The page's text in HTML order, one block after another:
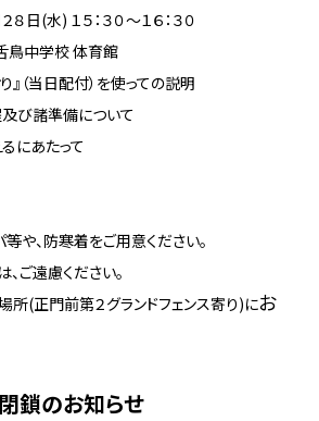
８日(水) １５：３０～１６：３０
鳥中学校 体育館
』（当日配付）を使っての説明
及び諸準備について
にあたって
や、防寒着をご用意ください。
ご遠慮ください。
所(正門前第２グランドフェンス寄り)にお
鎖のお知らせ